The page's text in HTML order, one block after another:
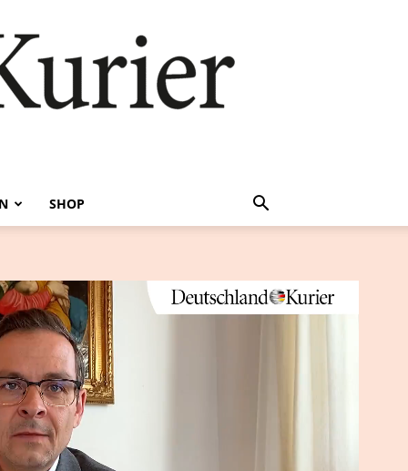
SHOP